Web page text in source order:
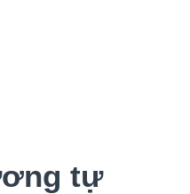
tự